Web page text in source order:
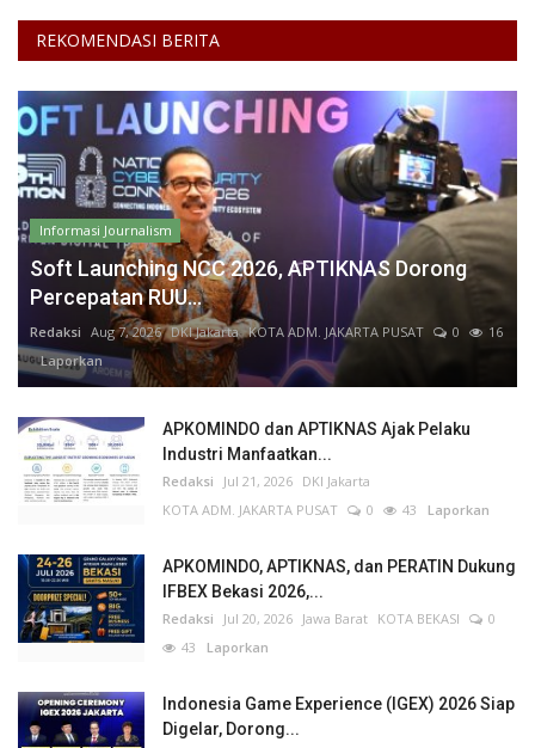
REKOMENDASI BERITA
Informasi Journalism
Soft Launching NCC 2026, APTIKNAS Dorong
Percepatan RUU...
Redaksi Aug 7, 2026 DKI Jakarta KOTA ADM. JAKARTA PUSAT 0
16
Laporkan
APKOMINDO dan APTIKNAS Ajak Pelaku
Industri Manfaatkan...
Redaksi Jul 21, 2026 DKI Jakarta
KOTA ADM. JAKARTA PUSAT
0 43 Laporkan
APKOMINDO, APTIKNAS, dan PERATIN Dukung
IFBEX Bekasi 2026,...
Redaksi Jul 20, 2026 Jawa Barat KOTA BEKASI
0
43 Laporkan
Indonesia Game Experience (IGEX) 2026 Siap
Digelar, Dorong...